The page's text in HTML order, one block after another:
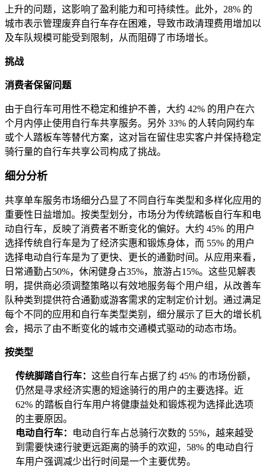
上升的问题，这影响了盈利能力和可持续性。此外，28% 的
城市表示管理废弃自行车存在困难，导致市政清理费用增加以
及车队规模可能受到限制，从而阻碍了市场增长。
挑战
消费者保留问题
由于自行车可用性不稳定和维护不善，大约 42% 的用户在六
个月内停止使用自行车共享服务。另外 33% 的人转向网约车
或个人踏板车等替代方案，这对旨在留住忠实客户并保持稳定
骑行量的自行车共享公司构成了挑战。
细分分析
共享单车服务市场细分凸显了不同自行车类型和多样化应用的
重要性日益增加。按类型划分，市场分为传统踏板自行车和电
动自行车，反映了消费者不断变化的偏好。大约 45% 的用户
选择传统自行车是为了经济实惠和锻炼身体，而 55% 的用户
选择电动自行车是为了更快、更长的通勤时间。从应用来看，
日常通勤占50%，休闲健身占35%，旅游占15%。这些见解表
明，提供商必须调整策略以有效地服务每个用户组，从改善车
队种类到提供符合通勤或游客需求的定制定价计划。通过满足
每个不同的应用和自行车类型类别，细分展示了巨大的增长机
会，揭示了由不断变化的城市交通模式驱动的动态市场。
按类型
传统脚踏自行车： 这些自行车占据了约 45% 的市场份额，
仍然是寻求经济实惠的短途骑行的用户的主要选择。近
62% 的踏板自行车用户将健康益处和锻炼视为选择此选项
的主要原因。
电动自行车：
电动自行车占总骑行次数的 55%，越来越受
到需要快速行驶更远距离的骑手的欢迎，58% 的电动自行
车用户强调减少出行时间是一个主要优势。